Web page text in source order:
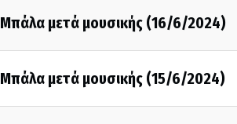
Μπάλα μετά μουσικής (16/6/2024)
Μπάλα μετά μουσικής (15/6/2024)